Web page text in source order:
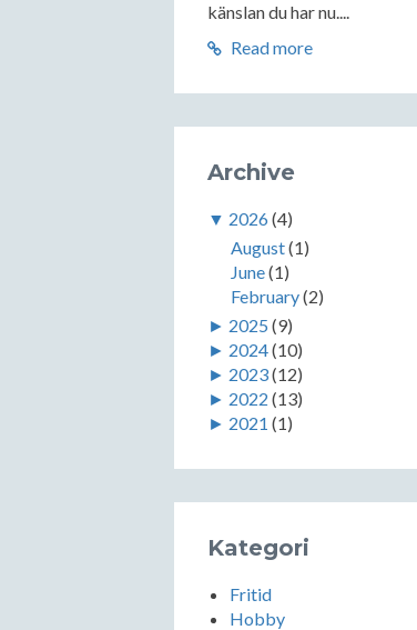
känslan du har nu....
Read more
Archive
▼ 2026(4)
August(1)
June(1)
February(2)
► 2025 (9)
► 2024(10)
► 2023(12)
► 2022 (13)
► 2021 (1)
Kategori
Fritid
Hobby